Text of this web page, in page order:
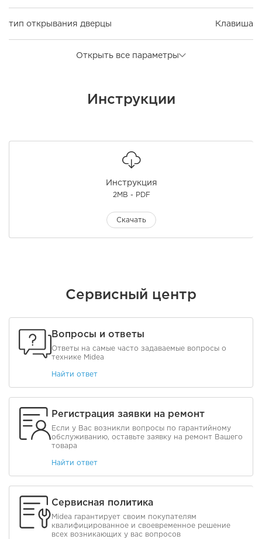
тип открывания дверцы Клавиша
Открыть все параметры
Инструкции
Инструкция
2MB - PDF
Скачать
Сервисный центр
Вопросы и ответы
Ответы на самые часто задаваемые вопросы о
технике Midea
Найти ответ
Регистрация заявки на ремонт
Если у Вас возникли вопросы по гарантийному
обслуживанию, оставьте заявку на ремонт Вашего
товара
Найти ответ
Сервисная политика
Midea гарантирует своим покупателям
квалифицированное и своевременное решение
всех возникающих у вас вопросов